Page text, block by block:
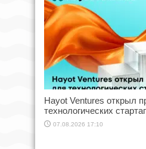
Hayot Ventures открыл
технологических
07.08.2026 17:10